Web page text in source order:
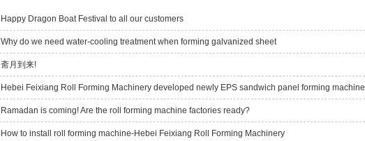
Happy Dragon Boat Festival to all our customers
Why do we need water-cooling treatment when forming galvanized sheet
斋月到来!
Hebei Feixiang Roll Forming Machinery developed newly EPS sandwich panel forming machine
Ramadan is coming! Are the roll forming machine factories ready?
How to install roll forming machine-Hebei Feixiang Roll Forming Machinery